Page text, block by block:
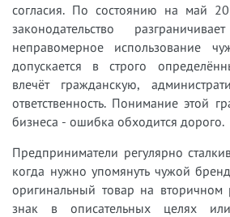
согласия. По состоянию на май
законодательство
неправомерное использование
допускается в строго
влечёт гражданскую,
ответственность. Понимание этой
бизнеса - ошибка обходится дорого.
Предприниматели регулярно
когда нужно упомянуть чужой
оригинальный товар на вторичном
знак в описательных целях